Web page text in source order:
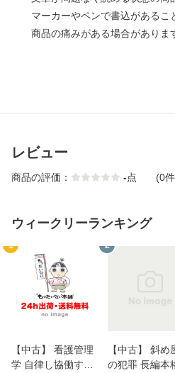
マーカーやペンで書込があること
商品の痛みがある場合がありま
レビュー
商品の評価： -点 (0
ウィークリーランキング
1
【中古】 看護管理
学 自律し協働する
2
【中古】 斜め
の犯罪 長編本